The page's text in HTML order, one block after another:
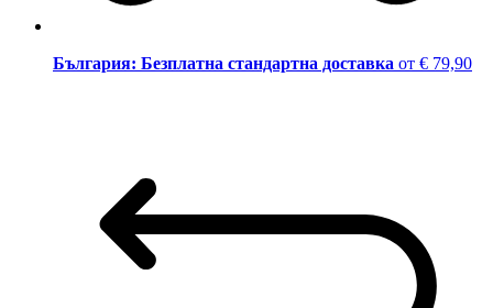
България: Безплатна стандартна доставка от € 79,90